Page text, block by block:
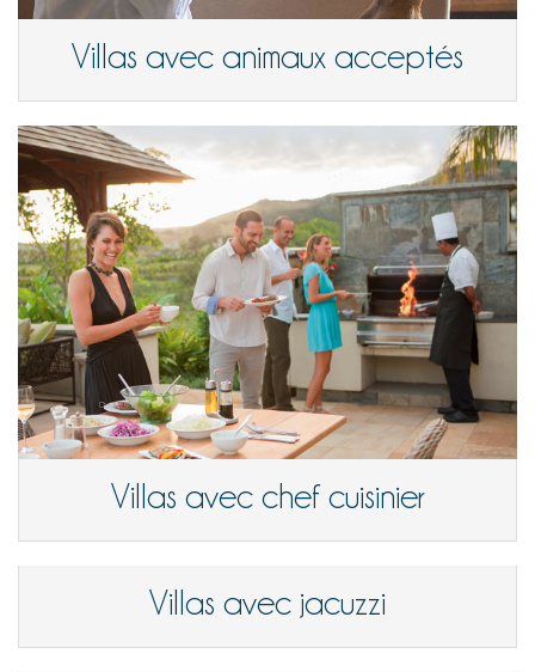
Villas avec animaux acceptés
Villas avec chef cuisinier
Villas avec jacuzzi